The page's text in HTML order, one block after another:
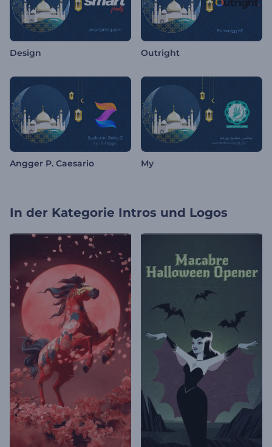
Design Outright
Angger P. Caesario My
In der Kategorie Intros und Logos